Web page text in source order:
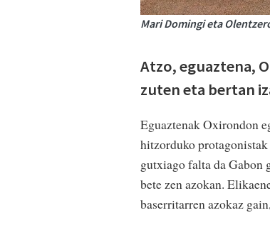
Mari Domingi eta
Atzo, eguaztena,
zuten eta bertan
Eguaztenak Oxirondon
hitzorduko
gutxiago falta da Gabon
bete zen azokan.
baserritarren azokaz